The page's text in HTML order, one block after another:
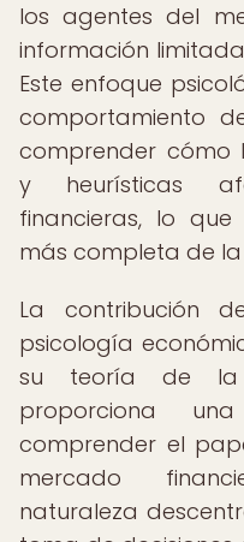
los agentes del
información
Este enfoque
comportamiento
comprender cómo
y heurísticas
financieras, lo
más completa de
La contribución
psicología
su teoría de la
proporciona
comprender el
mercado
naturaleza